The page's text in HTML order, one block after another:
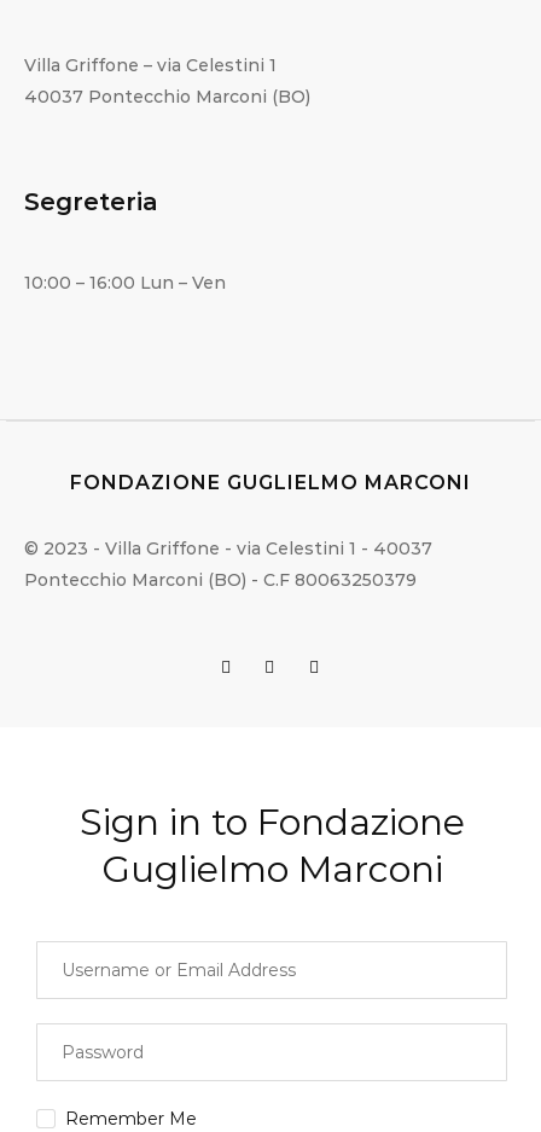
Villa Griffone – via Celestini 1
40037 Pontecchio Marconi (BO)
Segreteria
10:00 – 16:00 Lun – Ven
FONDAZIONE GUGLIELMO MARCONI
© 2023 - Villa Griffone - via Celestini 1 - 40037
Pontecchio Marconi (BO) - C.F 80063250379
Sign in to Fondazione
Guglielmo Marconi
Remember Me